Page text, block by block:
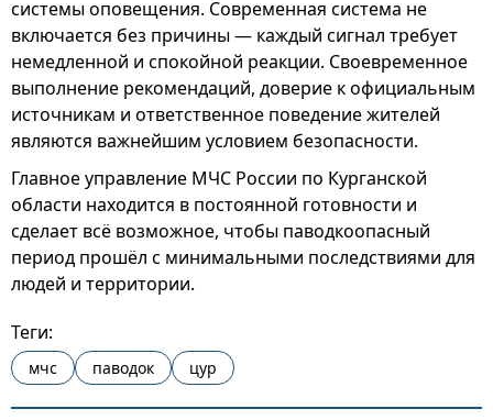
системы оповещения. Современная система не
включается без причины — каждый сигнал требует
немедленной и спокойной реакции. Своевременное
выполнение рекомендаций, доверие к официальным
источникам и ответственное поведение жителей
являются важнейшим условием безопасности.
Главное управление МЧС России по Курганской
области находится в постоянной готовности и
сделает всё возможное, чтобы паводкоопасный
период прошёл с минимальными последствиями для
людей и территории.
Теги:
мчс паводок цур